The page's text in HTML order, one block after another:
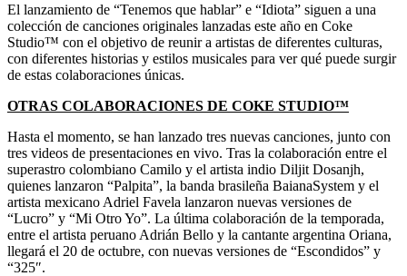
El lanzamiento de “Tenemos que hablar” e “Idiota” siguen a una
colección de canciones originales lanzadas este año en Coke
Studio™ con el objetivo de reunir a artistas de diferentes culturas,
con diferentes historias y estilos musicales para ver qué puede surgir
de estas colaboraciones únicas.
OTRAS COLABORACIONES DE COKE STUDIO™
Hasta el momento, se han lanzado tres nuevas canciones, junto con
tres videos de presentaciones en vivo. Tras la colaboración entre el
superastro colombiano Camilo y el artista indio Diljit Dosanjh,
quienes lanzaron “Palpita”, la banda brasileña BaianaSystem y el
artista mexicano Adriel Favela lanzaron nuevas versiones de
“Lucro” y “Mi Otro Yo”. La última colaboración de la temporada,
entre el artista peruano Adrián Bello y la cantante argentina Oriana,
llegará el 20 de octubre, con nuevas versiones de “Escondidos” y
“325″.